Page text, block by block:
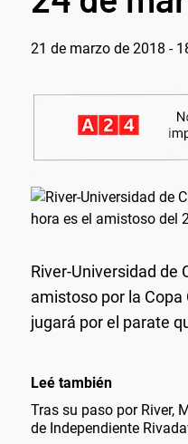
21 de marzo de 2018 -
River-Universidad de
amistoso por la Copa
jugará por el parate
Leé también
Tras su paso por River,
de Independiente